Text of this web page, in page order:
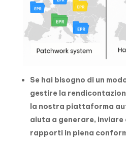
Se hai bisogno di un
gestire la
la nostra piattaforma
aiuta a generare, inviare
rapporti in piena